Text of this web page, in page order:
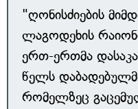
"ღონისძიების
ლაგოდეხის
ერთ-ერთმა
წელს
რომელზეც